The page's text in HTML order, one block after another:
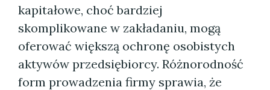
kapitałowe, choć bardziej
skomplikowane w zakładaniu, mogą
oferować większą ochronę osobistych
aktywów przedsiębiorcy. Różnorodność
form prowadzenia firmy sprawia, że